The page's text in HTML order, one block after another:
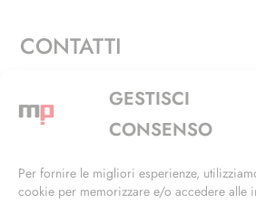
GESTISCI
CONSENSO
Per fornire le migliori esperienze,
cookie per memorizzare e/o accedere alle
CONTATTI
Via Alfieri, 27 - Trezzano Sul
+39 02 4846 3155
info@masterphil.it